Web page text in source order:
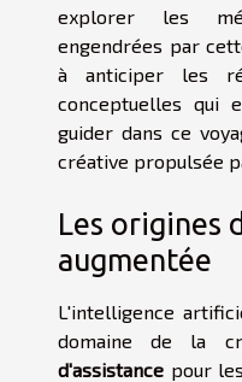
explorer les
engendrées par
à anticiper les
conceptuelles qui
guider dans ce
créative propulsée
Les origines
augmentée
L'intelligence
domaine de la
d'assistance pour